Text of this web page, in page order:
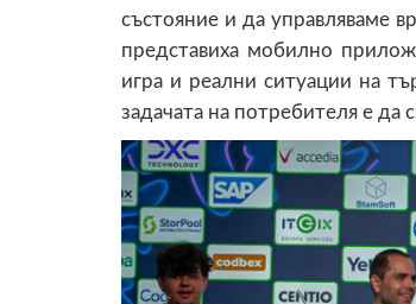
състояние и да управляваме
представиха мобилно
игра и реални ситуации на
задачата на потребителя е да